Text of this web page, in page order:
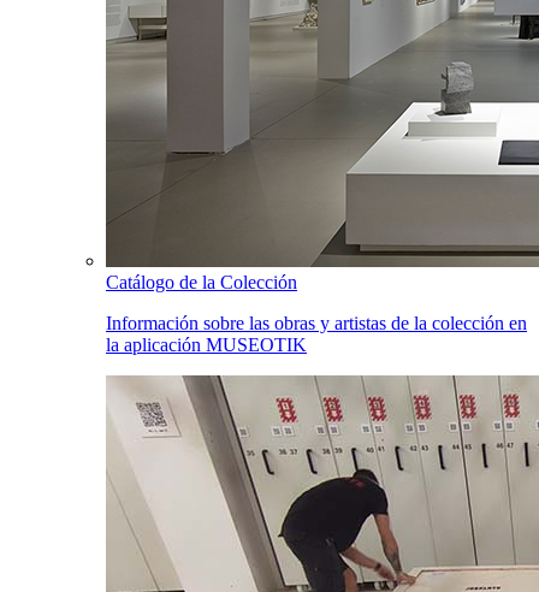
Catálogo de la Colección
Información sobre las obras y artistas de la colección en
la aplicación MUSEOTIK